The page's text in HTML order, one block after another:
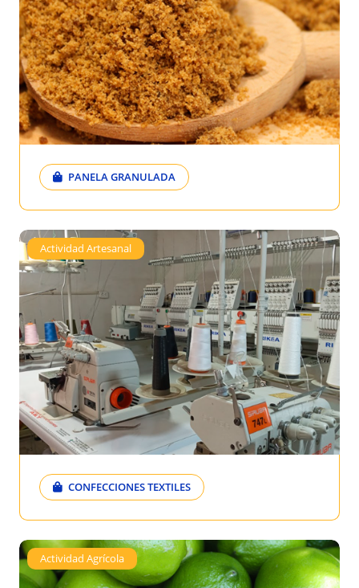
PANELA GRANULADA
Actividad Artesanal
CONFECCIONES TEXTILES
Actividad Agrícola